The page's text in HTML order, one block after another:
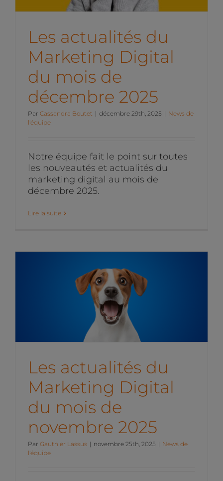
Les actualités du
Marketing Digital
du mois de
décembre 2025
Par Cassandra Boutet | décembre 29th, 2025 | News de
l'équipe
Notre équipe fait le point sur toutes
les nouveautés et actualités du
marketing digital au mois de
décembre 2025.
Lire la suite
Les actualités du
Marketing Digital du mois
de novembre 2025
News de l'équipe
Les actualités du
Marketing Digital
du mois de
novembre 2025
Par Gauthier Lassus | novembre 25th, 2025 | News de
l'équipe